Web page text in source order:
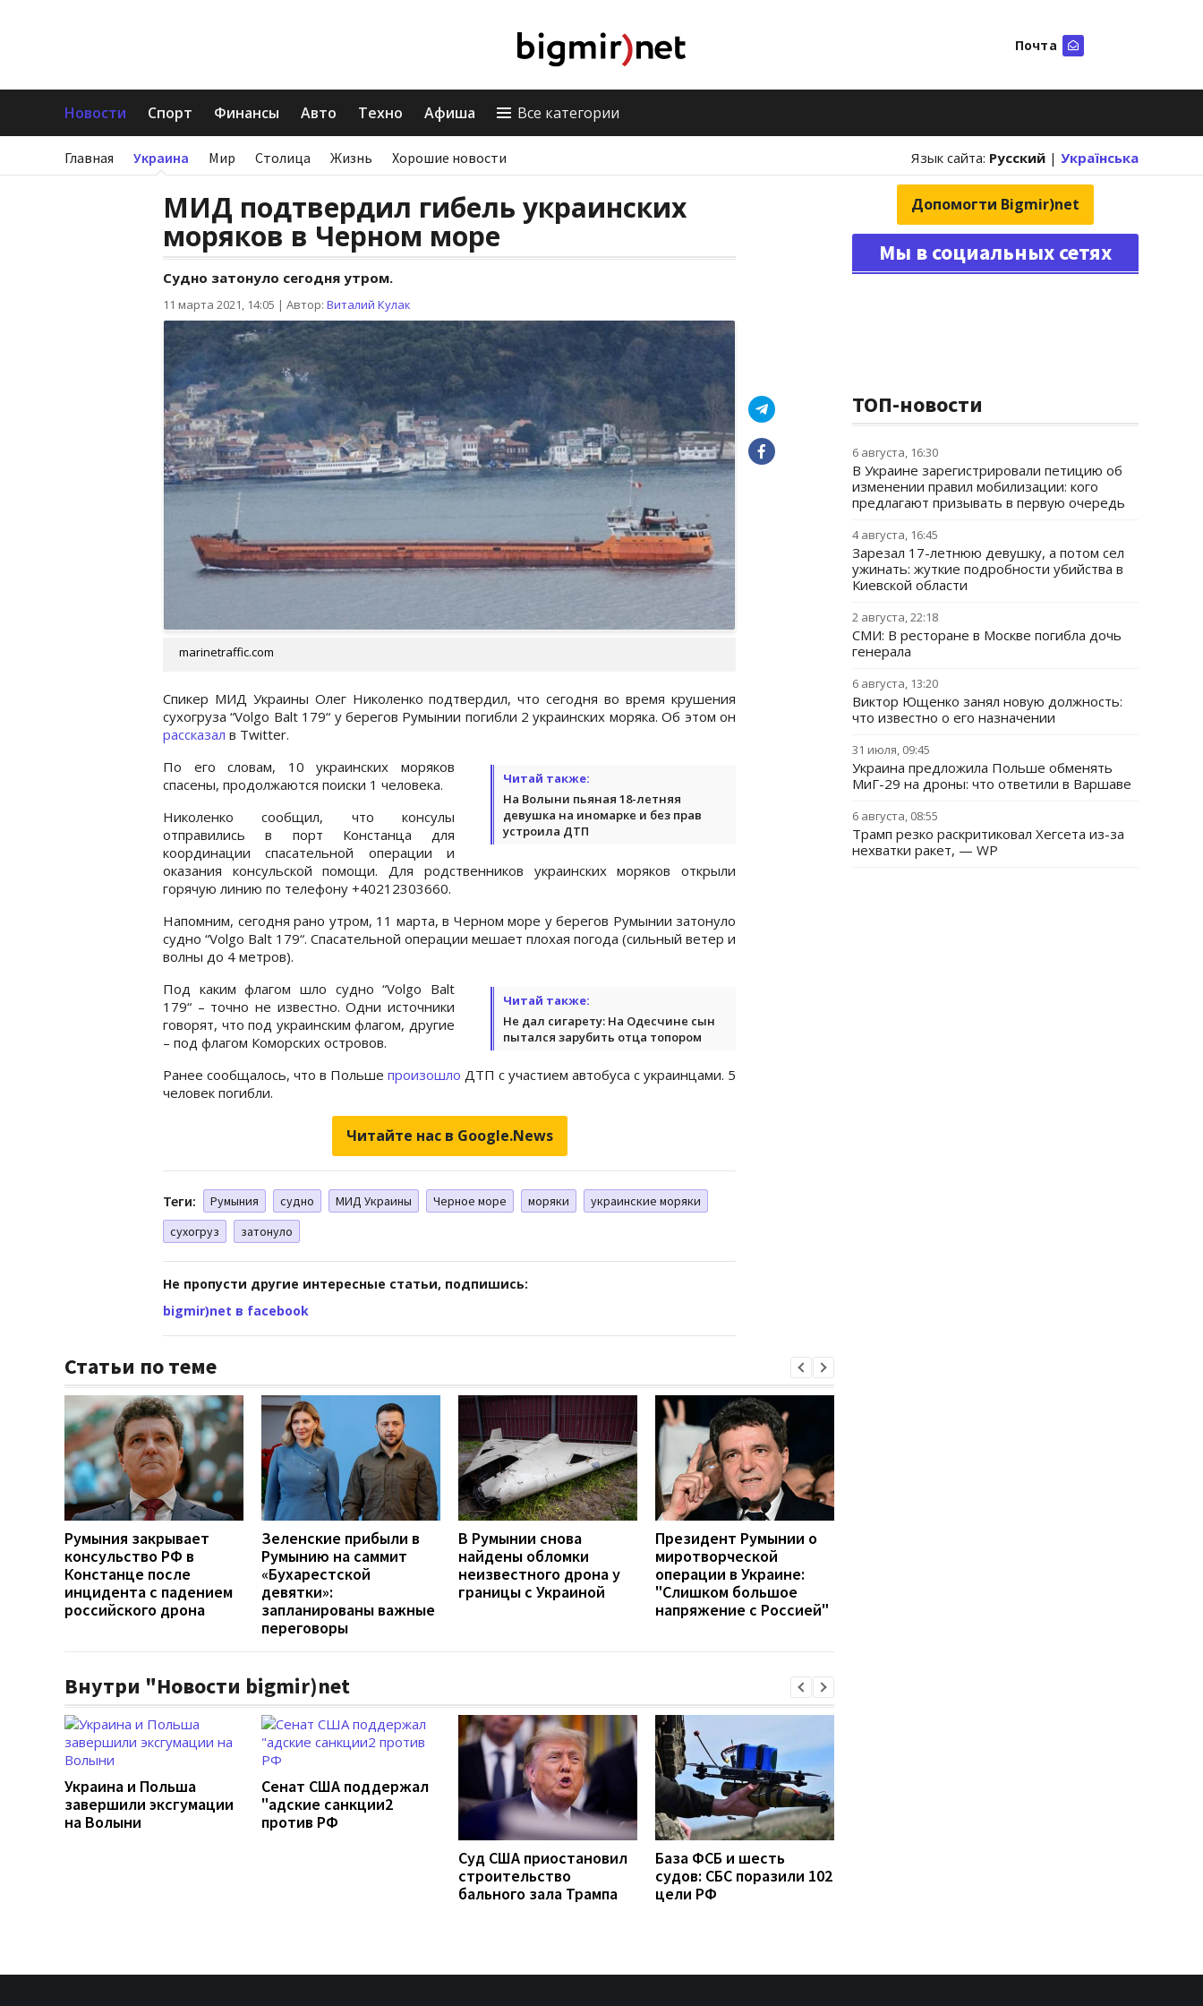
Почта
Новости Спорт Финансы Авто Техно Афиша Все категории
Главная Украина Мир Столица Жизнь Хорошие новости Язык сайта: Русский | Українська
МИД подтвердил гибель украинских
моряков в Черном море
Судно затонуло сегодня утром.
11 марта 2021, 14:05 | Автор: Виталий Кулак
marinetraffic.com
Спикер МИД Украины Олег Николенко подтвердил, что сегодня во время крушения
сухогруза “Volgo Balt 179“ у берегов Румынии погибли 2 украинских моряка. Об этом он
рассказал в Twitter.
Читай также:
На Волыни пьяная 18-летняя
девушка на иномарке и без прав
устроила ДТП
По его словам, 10 украинских моряков
спасены, продолжаются поиски 1 человека.
Николенко сообщил, что консулы
отправились в порт Констанца для
координации спасательной операции и
оказания консульской помощи. Для родственников украинских моряков открыли
горячую линию по телефону +40212303660.
Напомним, сегодня рано утром, 11 марта, в Черном море у берегов Румынии затонуло
судно “Volgo Balt 179“. Спасательной операции мешает плохая погода (сильный ветер и
волны до 4 метров).
Читай также:
Не дал сигарету: На Одесчине сын
пытался зарубить отца топором
Под каким флагом шло судно “Volgo Balt
179“ – точно не известно. Одни источники
говорят, что под украинским флагом, другие
– под флагом Коморских островов.
Ранее сообщалось, что в Польше произошло ДТП с участием автобуса с украинцами. 5
человек погибли.
Читайте нас в Google.News
Теги: Румыния судно МИД Украины Черное море моряки
украинские моряки
сухогруз
затонуло
Не пропусти другие интересные статьи, подпишись:
bigmir)net в facebook
Статьи по теме
Румыния закрывает
консульство РФ в
Констанце после
инцидента с падением
российского дрона
Зеленские прибыли в
Румынию на саммит
«Бухарестской
девятки»:
запланированы важные
переговоры
В Румынии снова
найдены обломки
неизвестного дрона у
границы с Украиной
Президент Румынии о
миротворческой
операции в Украине:
"Слишком большое
напряжение с Россией"
Внутри "Новости bigmir)net
Украина и Польша
завершили эксгумации
на Волыни
Сенат США поддержал
"адские санкции2
против РФ
Суд США приостановил
строительство
бального зала Трампа
База ФСБ и шесть
судов: СБС поразили 102
цели РФ
Допомогти Bigmir)net
Мы в социальных сетях
ТОП-новости
6 августа, 16:30
В Украине зарегистрировали петицию об
изменении правил мобилизации: кого
предлагают призывать в первую очередь
4 августа, 16:45
Зарезал 17-летнюю девушку, а потом сел
ужинать: жуткие подробности убийства в
Киевской области
2 августа, 22:18
СМИ: В ресторане в Москве погибла дочь
генерала
6 августа, 13:20
Виктор Ющенко занял новую должность:
что известно о его назначении
31 июля, 09:45
Украина предложила Польше обменять
МиГ-29 на дроны: что ответили в Варшаве
6 августа, 08:55
Трамп резко раскритиковал Хегсета из-за
нехватки ракет, — WP